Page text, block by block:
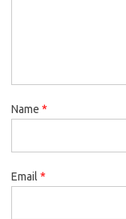
Name *
Email *